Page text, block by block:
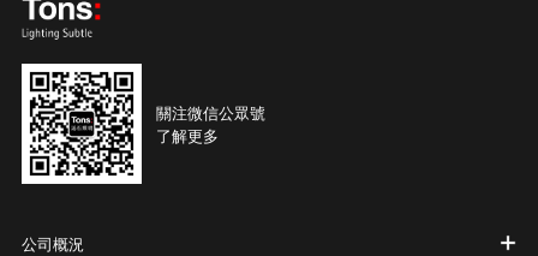
關注微信公眾號
了解更多
公司概況